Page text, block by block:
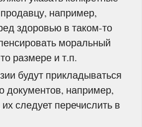
например,
здоровью в таком-то
моральный
размере и т.п.
будут прикладываться
документов, например,
следует перечислить в